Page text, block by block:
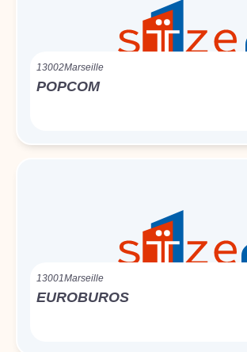
13002Marseille
POPCOM
13001Marseille
EUROBUROS